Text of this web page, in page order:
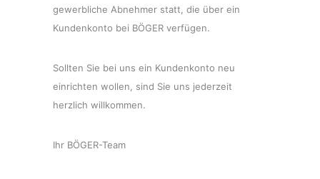
gewerbliche Abnehmer statt, die über ein
Kundenkonto bei BÖGER verfügen.
Sollten Sie bei uns ein Kundenkonto neu
einrichten wollen, sind Sie uns jederzeit
herzlich willkommen.
Ihr BÖGER-Team